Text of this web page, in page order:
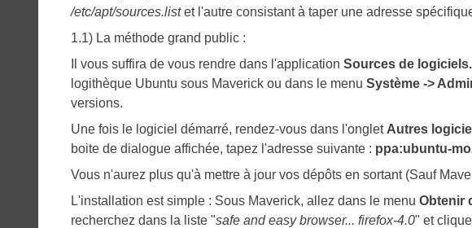
/etc/apt/sources.listet l'autre consistant à taper une adresse
1.1) La méthode grand public :
Il vous suffira de vous rendre dans l'application Sources de
logithèque Ubuntu sous Maverick ou dans le menu Système ->
versions.
Une fois le logiciel démarré, rendez-vous dans l'onglet Autres
boite de dialogue affichée, tapez l'adresse suivante : ppa:ubuntu-
Vous n'aurez plus qu'à mettre à jour vos dépôts en sortant (Sauf
L'installation est simple : Sous Maverick, allez dans le menu Obtenir
recherchez dans la liste "safe and easy browser... firefox-4.0" et